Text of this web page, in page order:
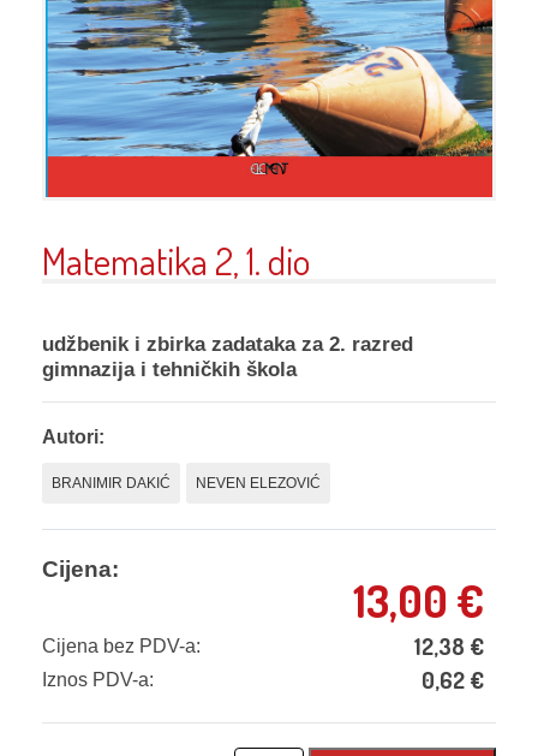
Matematika 2, 1. dio
udžbenik i zbirka zadataka za 2. razred
gimnazija i tehničkih škola
Autori:
BRANIMIR DAKIĆ NEVEN ELEZOVIĆ
Cijena:
13,00 €
Cijena bez PDV-a: 12,38 €
Iznos PDV-a: 0,62 €